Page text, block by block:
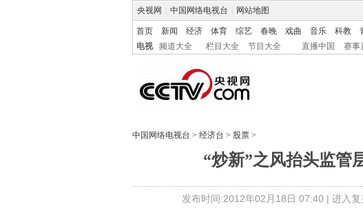
央视网 中国网络电视台 网站地图
首页 新闻 经济 体育 综艺 春晚 戏曲 音乐 科教
电视
频道大全 栏目大全 节目大全 直播中国 赛事
中国网络电视台 > 经济台 > 股票 >
“炒新”之风抬头监管
发布时间:2012年02月18日 07:40 | 进入复